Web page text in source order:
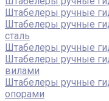
Штабелеры ручные
Штабелеры ручные
сталь
Штабелеры ручные
Штабелеры ручные
вилами
Штабелеры ручные
опорами